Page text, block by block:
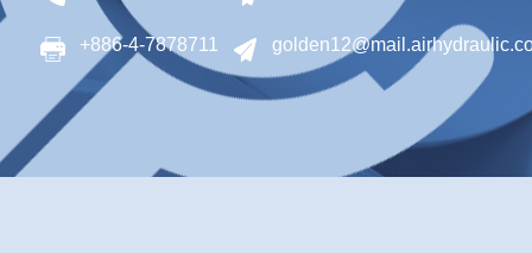
+886-4-7878711